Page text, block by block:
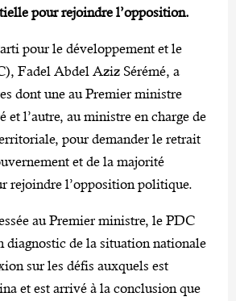
pour rejoindre l’opposition.
pour le développement et le
Fadel Abdel Aziz Sérémé, a
dont une au Premier ministre
et l’autre, au ministre en charge de
pour demander le retrait
et de la majorité
rejoindre l’opposition politique.
au Premier ministre, le PDC
diagnostic de la situation nationale
sur les défis auxquels est
et est arrivé à la conclusion que